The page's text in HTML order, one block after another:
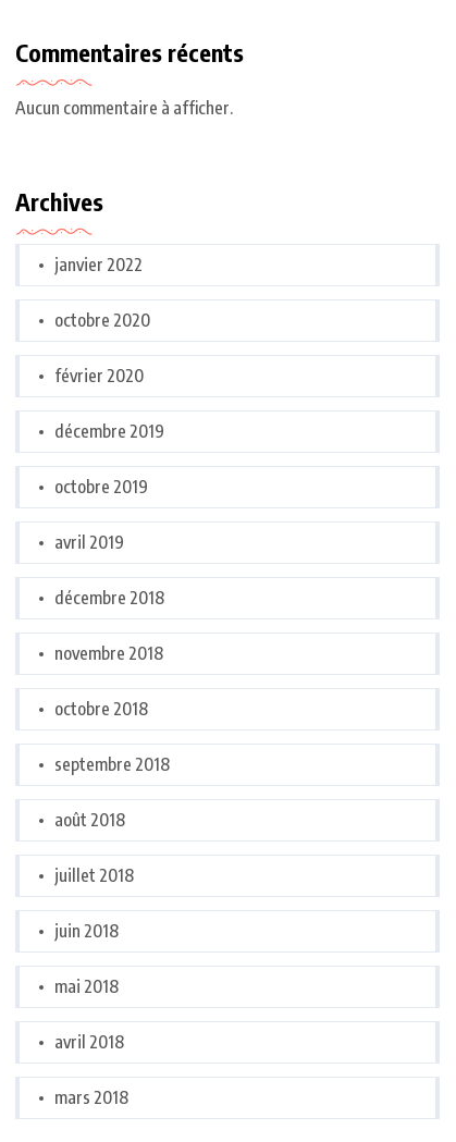
Commentaires récents
Aucun commentaire à afficher.
Archives
janvier 2022
octobre 2020
février 2020
décembre 2019
octobre 2019
avril 2019
décembre 2018
novembre 2018
octobre 2018
septembre 2018
août 2018
juillet 2018
juin 2018
mai 2018
avril 2018
mars 2018